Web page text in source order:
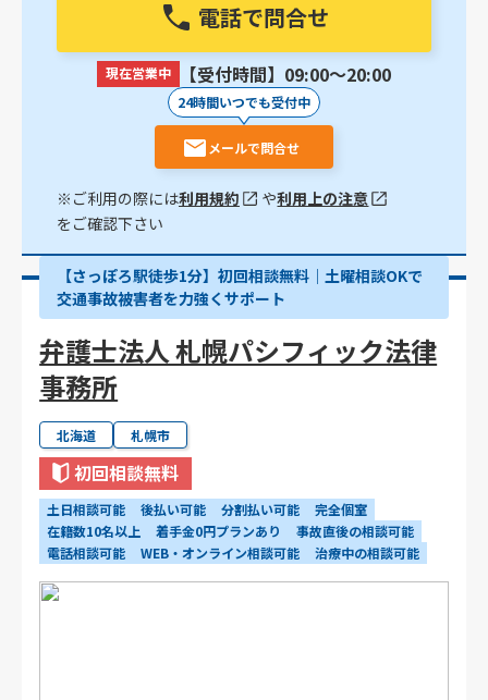
電話で問合せ
現在営業中 【受付時間】09:00〜20:00
24時間いつでも受付中
メールで問合せ
※ご利用の際には利用規約 や利用上の注意
をご確認下さい
【さっぽろ駅徒歩1分】初回相談無料｜土曜相談OKで
交通事故被害者を力強くサポート
弁護士法人 札幌パシフィック法律
事務所
北海道 札幌市
初回相談無料
土日相談可能 後払い可能 分割払い可能
完全個室
在籍数10名以上
着手金0円プランあり
事故直後の相談可能
電話相談可能
WEB・オンライン相談可能 治療中の相談可能